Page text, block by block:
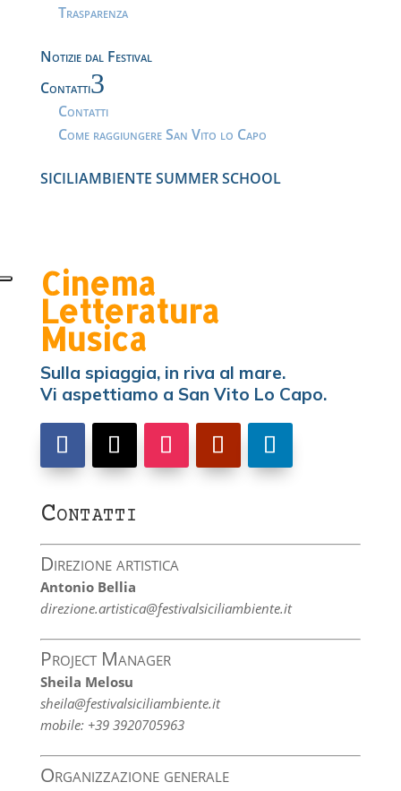
Trasparenza
Notizie dal Festival
Contatti3
Contatti
Come raggiungere San Vito lo Capo
SICILIAMBIENTE SUMMER SCHOOL
Cinema
Letteratura
Musica
Sulla spiaggia, in riva al mare.
Vi aspettiamo a San Vito Lo Capo.
Contatti
Direzione artistica
Antonio Bellia
direzione.artistica@festivalsiciliambiente.it
Project Manager
Sheila Melosu
sheila@festivalsiciliambiente.it
mobile: +39 3920705963
Organizzazione generale